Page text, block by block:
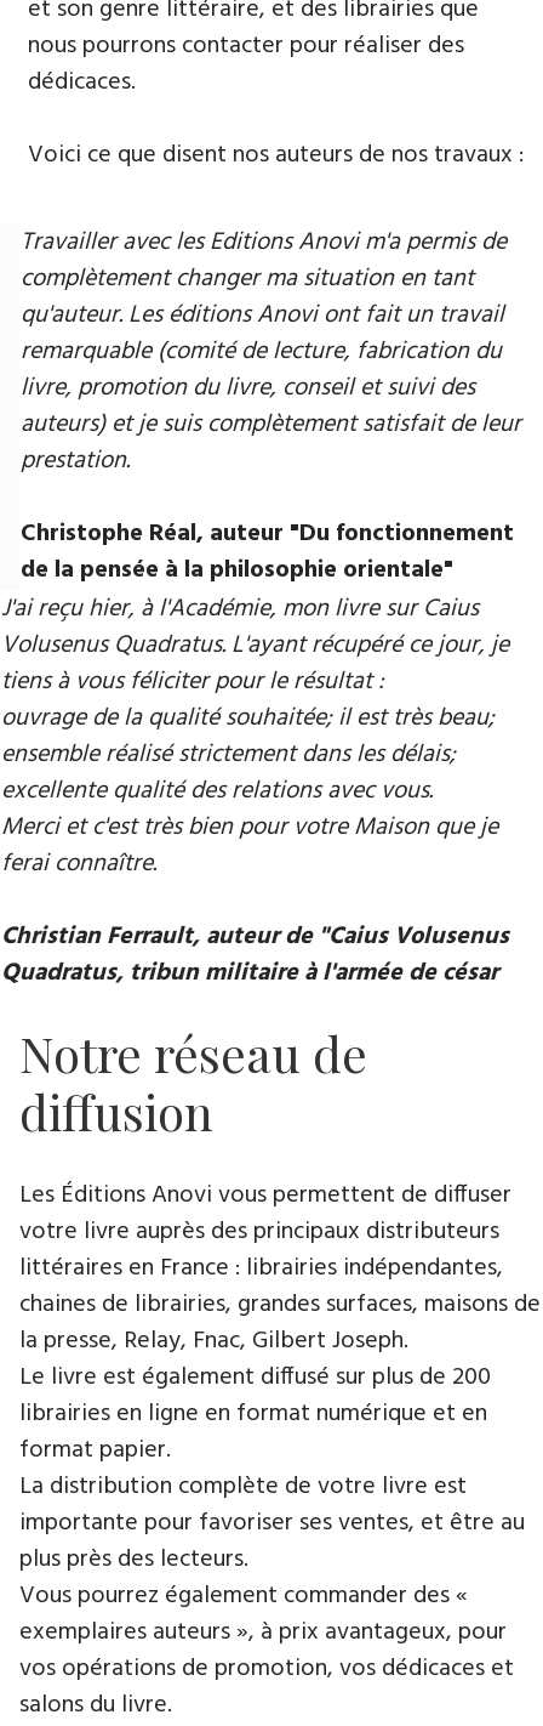
et son genre littéraire, et des librairies que
nous pourrons contacter pour réaliser des
dédicaces.
Voici ce que disent nos auteurs de nos travaux :
Travailler avec les Editions Anovi m'a permis de
complètement changer ma situation en tant
qu'auteur. Les éditions Anovi ont fait un travail
remarquable (comité de lecture, fabrication du
livre, promotion du livre, conseil et suivi des
auteurs) et je suis complètement satisfait de leur
prestation.
Christophe Réal, auteur ​"Du fonctionnement
de la pensée à la philosophie orientale"
J'ai reçu hier, à l'Académie, mon livre sur Caius
Volusenus Quadratus. L'ayant récupéré ce jour, je
tiens à vous féliciter pour le résultat :
ouvrage de la qualité souhaitée; il est très beau;
ensemble réalisé strictement dans les délais;
excellente qualité des relations avec vous.
Merci et c'est très bien pour votre Maison que je
ferai connaître.
Christian Ferrault, auteur de "Caius Volusenus
Quadratus, tribun militaire à l'armée de césar
Notre réseau de
diffusion
Les Éditions Anovi vous permettent de diffuser
votre livre auprès des principaux distributeurs
littéraires en France : librairies indépendantes,
chaines de librairies, grandes surfaces, maisons de
la presse, Relay, Fnac, Gilbert Joseph.
Le livre est également diffusé sur plus de 200
librairies en ligne en format numérique et en
format papier.
La distribution complète de votre livre est
importante pour favoriser ses ventes, et être au
plus près des lecteurs.
Vous pourrez également commander des «
exemplaires auteurs », à prix avantageux, pour
vos opérations de promotion, vos dédicaces et
salons du livre.